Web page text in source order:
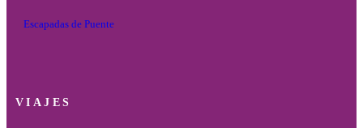
Escapadas de Puente
VIAJES